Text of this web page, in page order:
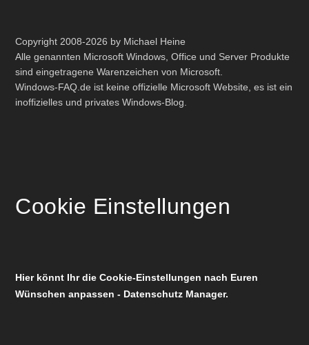
Copyright 2008-2026 by Michael Heine
Alle genannten Microsoft Windows, Office und Server Produkte
sind eingetragene Warenzeichen von Microsoft.
Windows-FAQ.de ist keine offizielle Microsoft Website, es ist ein
inoffizielles und privates Windows-Blog.
Cookie Einstellungen
Hier könnt Ihr die Cookie-Einstellungen nach Euren
Wünschen anpassen - Datenschutz Manager.